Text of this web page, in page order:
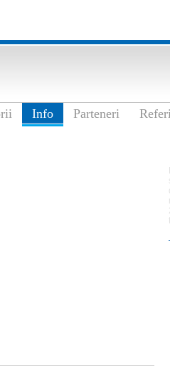
Info Parteneri